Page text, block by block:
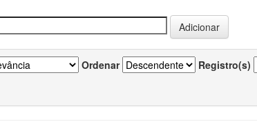
Ordenar Registro(s)